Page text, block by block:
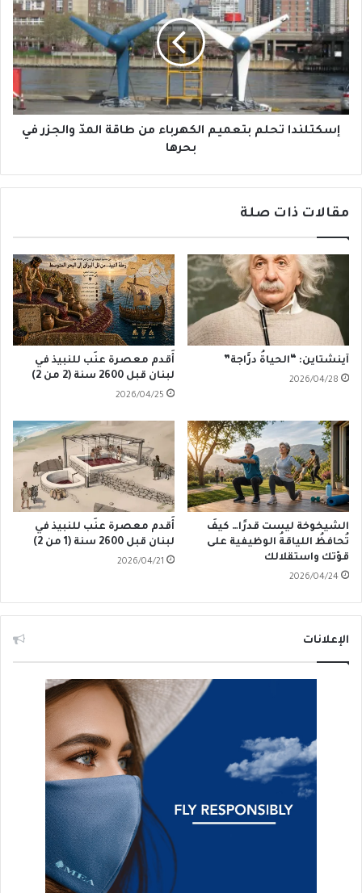
بتعميم
الكهرباء
من
طاقة
المدّ
والجزر
في
بحرها
إسكتلندا تحلم بتعميم الكهرباء من طاقة المدّ والجزر في
بحرها
مقالات ذات صلة
آينشتاين: “الحياةُ درَّاجة”
2026/04/28
أَقدم معصرة عنَب للنبيذ في
لبنان قبل 2600 سنة (2 من 2)
2026/04/25
الشيخوخة ليست قدرًا… كيفَ
تُحافظُ اللياقةُ الوظيفية على
قوّتك واستقلالك
2026/04/24
أَقدم معصرة عنَب للنبيذ في
لبنان قبل 2600 سنة (1 من 2)
2026/04/21
الإعلانات